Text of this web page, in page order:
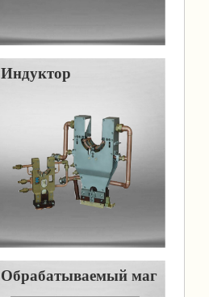
Индуктор
Обрабатываемый маг